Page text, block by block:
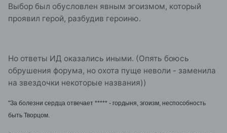
Выбор был обусловлен явным эгоизмом, который
проявил герой, разбудив героиню.
Но ответы ИД оказались иными. (Опять боюсь
обрушения форума, но охота пуще неволи - заменила
на звездочки некоторые названия))
"За болезни сердца отвечает ***** - гордыня, эгоизм, неспособность
быть Творцом.